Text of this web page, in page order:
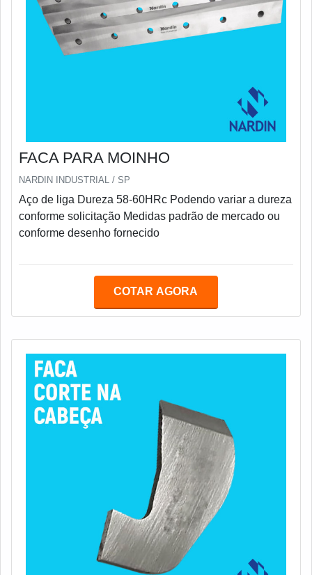
FACA PARA MOINHO
NARDIN INDUSTRIAL / SP
Aço de liga Dureza 58-60HRc Podendo variar a dureza
conforme solicitação Medidas padrão de mercado ou
conforme desenho fornecido
COTAR AGORA